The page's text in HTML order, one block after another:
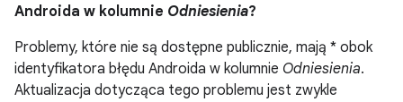
Androida w kolumnie Odniesienia?
Problemy, które nie są dostępne publicznie, mają * obok
identyfikatora błędu Androida w kolumnie Odniesienia.
Aktualizacja dotycząca tego problemu jest zwykle